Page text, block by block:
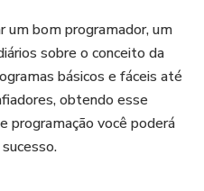
um bom programador, um
sobre o conceito da
básicos e fáceis até
obtendo esse
programação você poderá